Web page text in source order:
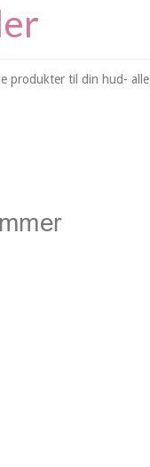
produkter til din hud-